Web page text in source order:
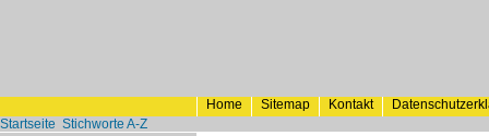
Home Sitemap Kontakt
Startseite Stichworte A-Z